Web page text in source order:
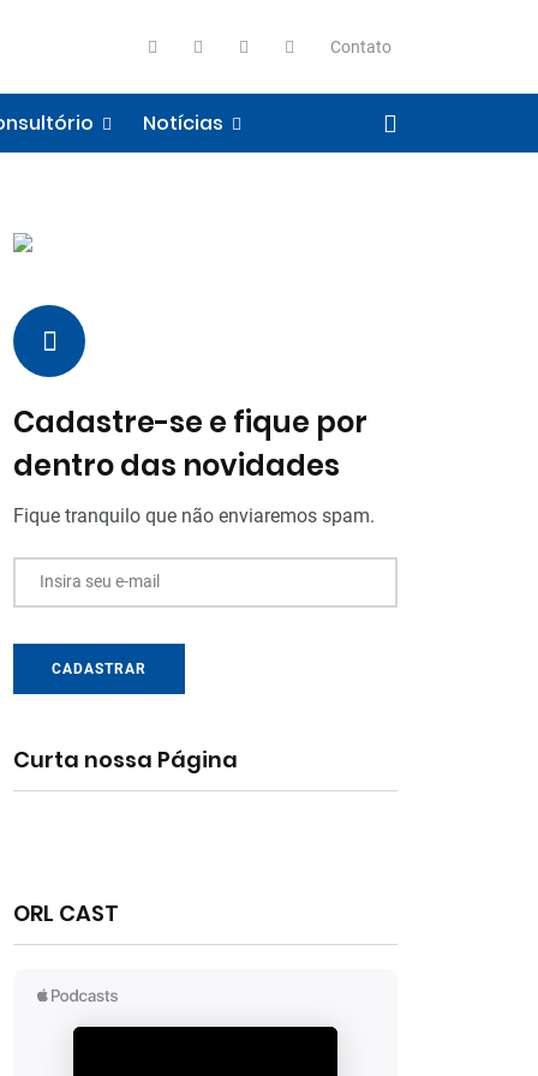
Contato
Notícias
Cadastre-se e fique por
dentro das novidades
Fique tranquilo que não enviaremos spam.
Insira seu e-mail
CADASTRAR
Curta nossa Página
ORL CAST